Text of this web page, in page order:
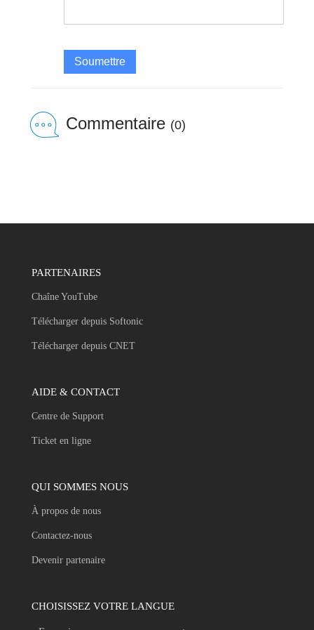
Soumettre
Commentaire (0)
PARTENAIRES
Chaîne YouTube
Télécharger depuis Softonic
Télécharger depuis CNET
AIDE & CONTACT
Centre de Support
Ticket en ligne
QUI SOMMES NOUS
À propos de nous
Contactez-nous
Devenir partenaire
CHOISISSEZ VOTRE LANGUE